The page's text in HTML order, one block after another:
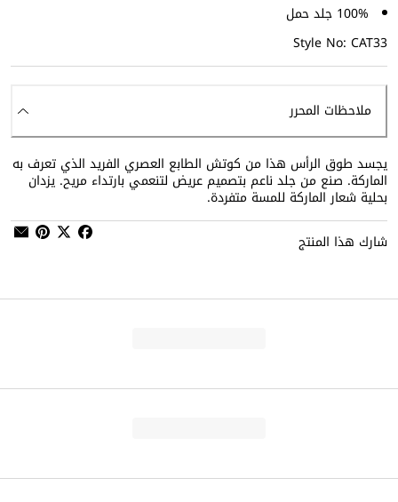
100% جلد حمل
Style No: CAT33
ملاحظات المحرر
يجسد طوق الرأس هذا من كوتش الطابع العصري الفريد الذي تعرف به
الماركة. صنع من جلد ناعم بتصميم عريض لتنعمي بارتداء مريح. يزدان
بحلية شعار الماركة للمسة متفردة.
شارك هذا المنتج